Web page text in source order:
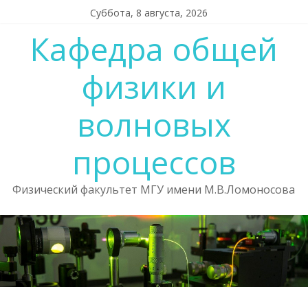
Суббота, 8 августа, 2026
Кафедра общей
физики и
волновых
процессов
Физический факультет МГУ имени М.В.Ломоносова